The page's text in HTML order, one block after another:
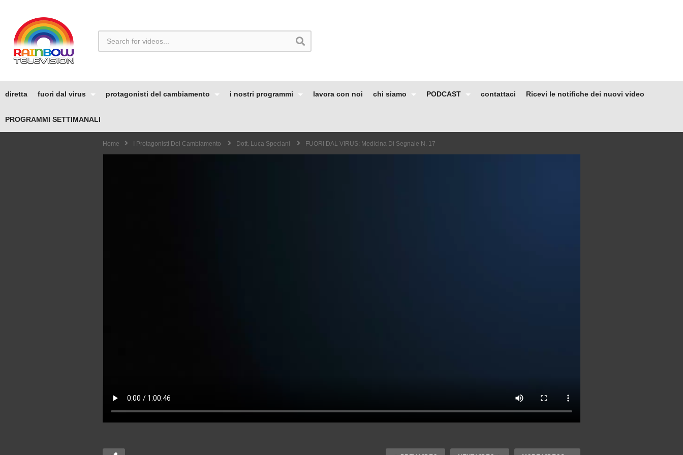
diretta fuori dal virus protagonisti del cambiamento i nostri programmi lavora con noi chi siamo PODCAST contattaci Ricevi le notifiche dei nuovi video
PROGRAMMI SETTIMANALI
Home I Protagonisti Del Cambiamento Dott. Luca Speciani FUORI DAL VIRUS: Medicina Di Segnale N. 17